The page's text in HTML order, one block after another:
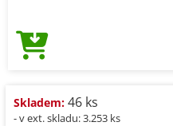
Skladem: 46 ks
- v ext. skladu: 3.253 ks